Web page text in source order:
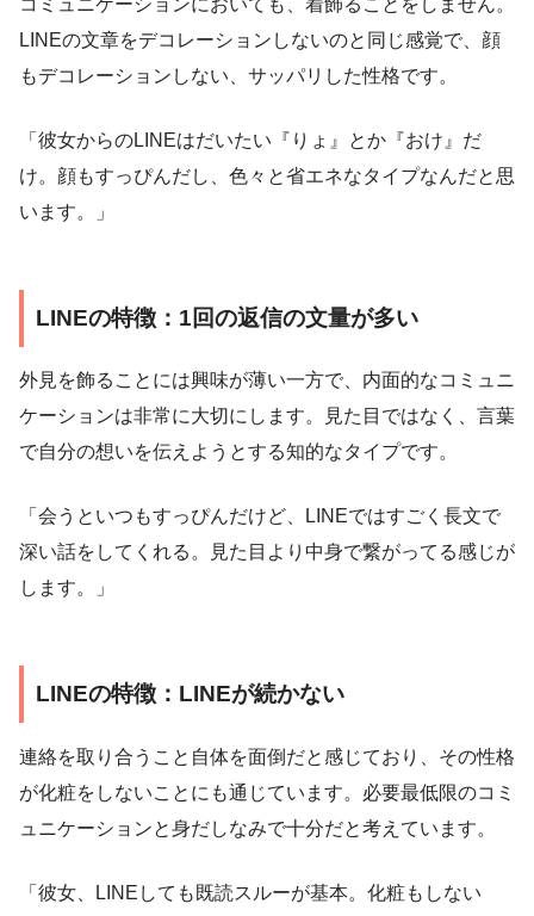
LINEの文章をデコレーションしないのと同じ感覚で、顔
もデコレーションしない、サッパリした性格です。
「彼女からのLINEはだいたい『りょ』とか『おけ』だ
け。顔もすっぴんだし、色々と省エネなタイプなんだと思
います。」
LINEの特徴：1回の返信の文量が多い
外見を飾ることには興味が薄い一方で、内面的なコミュニ
ケーションは非常に大切にします。見た目ではなく、言葉
で自分の想いを伝えようとする知的なタイプです。
「会うといつもすっぴんだけど、LINEではすごく長文で
深い話をしてくれる。見た目より中身で繋がってる感じが
します。」
LINEの特徴：LINEが続かない
連絡を取り合うこと自体を面倒だと感じており、その性格
が化粧をしないことにも通じています。必要最低限のコミ
ュニケーションと身だしなみで十分だと考えています。
「彼女、LINEしても既読スルーが基本。化粧もしない